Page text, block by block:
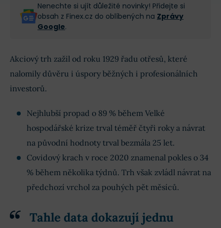
Nenechte si ujít důležité novinky! Přidejte si
obsah z Finex.cz do oblíbených na Zprávy
Google.
Akciový trh zažil od roku 1929 řadu otřesů, které
nalomily důvěru i úspory běžných i profesionálních
investorů.
Nejhlubší propad o 89 % během Velké
hospodářské krize trval téměř čtyři roky a návrat
na původní hodnoty trval bezmála 25 let.
Covidový krach v roce 2020 znamenal pokles o 34
% během několika týdnů. Trh však zvládl návrat na
předchozí vrchol za pouhých pět měsíců.
Tahle data dokazují jednu